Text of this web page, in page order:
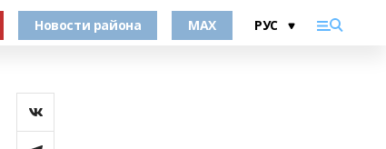
Новости района MAX